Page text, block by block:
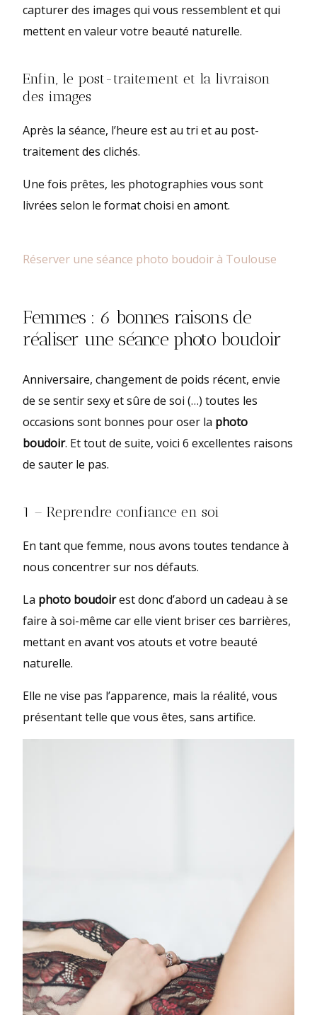
capturer des images qui vous ressemblent et qui
mettent en valeur votre beauté naturelle.
Enfin, le post-traitement et la livraison
des images
Après la séance, l’heure est au tri et au post-
traitement des clichés.
Une fois prêtes, les photographies vous sont
livrées selon le format choisi en amont.
Réserver une séance photo boudoir à Toulouse
Femmes : 6 bonnes raisons de
réaliser une séance photo boudoir
Anniversaire, changement de poids récent, envie
de se sentir sexy et sûre de soi (…) toutes les
occasions sont bonnes pour oser la photo
boudoir. Et tout de suite, voici 6 excellentes raisons
de sauter le pas.
1 – Reprendre confiance en soi
En tant que femme, nous avons toutes tendance à
nous concentrer sur nos défauts.
La photo boudoirest donc d’abord un cadeau à se
faire à soi-même car elle vient briser ces barrières,
mettant en avant vos atouts et votre beauté
naturelle.
Elle ne vise pas l’apparence, mais la réalité, vous
présentant telle que vous êtes, sans artifice.